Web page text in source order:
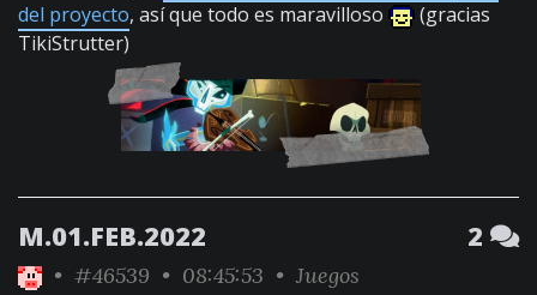
del proyecto, así que todo es maravilloso
(gracias
TikiStrutter)
M.01.FEB.2022 2
• #46539 • 08:45:53 • Juegos